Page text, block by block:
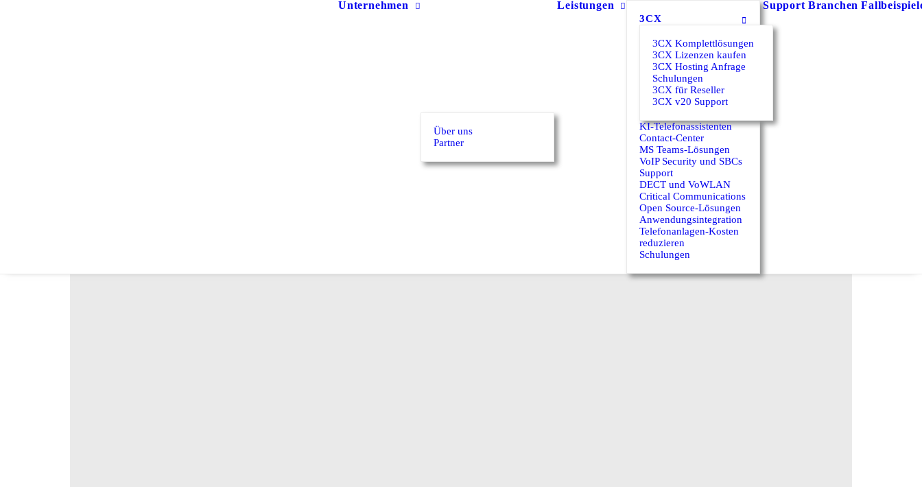
Unternehmen
Über uns
Partner
Leistungen
3CX
3CX Komplettlösungen
3CX Lizenzen kaufen
3CX Hosting Anfrage
Schulungen
3CX für Reseller
3CX v20 Support
KI-Telefonassistenten
Contact-Center
MS Teams-Lösungen
VoIP Security und SBCs
Support
DECT und VoWLAN
Critical Communications
Open Source-Lösungen
Anwendungsintegration
Telefonanlagen-Kosten
reduzieren
Schulungen
Support Branchen